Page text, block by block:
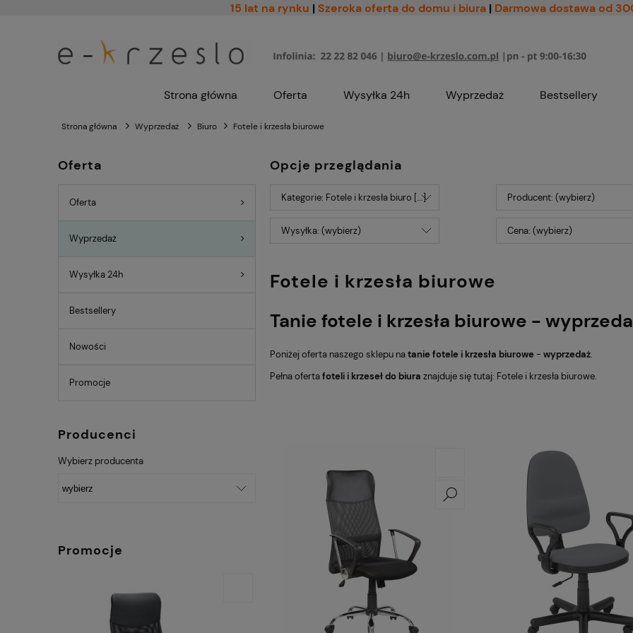
15 lat na rynku | Szeroka oferta do domu i biura | Darmowa dostawa od
Strona główna Oferta Wysyłka 24h Wyprzedaż Bestsellery
Strona główna Wyprzedaż Biuro Fotele i krzesła biurowe
Oferta
Oferta
Wyprzedaż
Wysyłka 24h
Bestsellery
Nowości
Promocje
Producenci
Wybierz producenta
Promocje
Opcje przeglądania
Kategorie: Fotele i krzesła biuro [...] Producent: (wybierz)
Wysyłka: (wybierz) Cena: (wybierz)
Fotele i krzesła biurowe
Tanie fotele i krzesła biurowe -
Poniżej oferta naszego sklepu natanie fotele i krzesła biurowe- wyprzedaż.
Pełna ofertafoteli i krzeseł do biura znajduje się tutaj: Fotele i krzesła biurowe.